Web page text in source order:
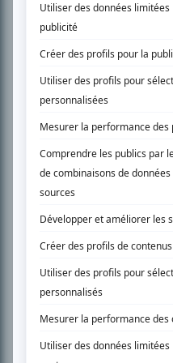
l’actualité télévisuelle au 98,5.
En savoir plus »
PLAN DU SITE
Accueil
Liste des oeuvres
Recherche avancée
À propos